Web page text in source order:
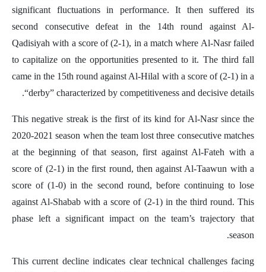
significant fluctuations in performance. It then suffered its
second consecutive defeat in the 14th round against Al-
Qadisiyah with a score of (2-1), in a match where Al-Nasr failed
to capitalize on the opportunities presented to it. The third fall
came in the 15th round against Al-Hilal with a score of (2-1) in a
“derby” characterized by competitiveness and decisive details.
This negative streak is the first of its kind for Al-Nasr since the
2020-2021 season when the team lost three consecutive matches
at the beginning of that season, first against Al-Fateh with a
score of (2-1) in the first round, then against Al-Taawun with a
score of (1-0) in the second round, before continuing to lose
against Al-Shabab with a score of (2-1) in the third round. This
phase left a significant impact on the team’s trajectory that
season.
This current decline indicates clear technical challenges facing